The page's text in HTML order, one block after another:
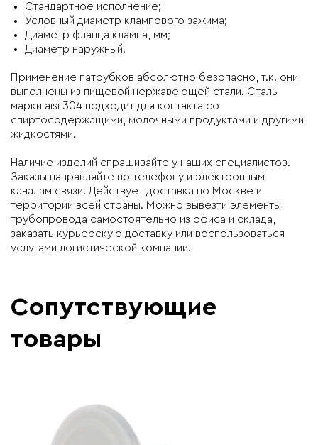
Стандартное исполнение;
Условный диаметр клампового зажима;
Диаметр фланца клампа, мм;
Диаметр наружный.
Применение патрубков абсолютно безопасно, т.к. они
выполнены из пищевой нержавеющей стали. Сталь
марки aisi 304 подходит для контакта со
спиртосодержащими, молочными продуктами и другими
жидкостями.
Наличие изделий спрашивайте у наших специалистов.
Заказы направляйте по телефону и электронным
каналам связи. Действует доставка по Москве и
территории всей страны. Можно вывезти элементы
трубопровода самостоятельно из офиса и склада,
заказать курьерскую доставку или воспользоваться
услугами логистической компании.
Сопутствующие
товары